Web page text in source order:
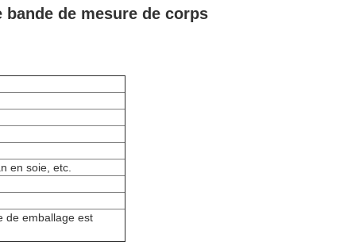
de mesure de corps
en soie, etc.
de emballage est